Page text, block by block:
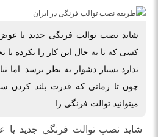
شاید نصب توالت فرنگی جدید یا
کسی که تا به حال این کار را نکرده یا
ندارد بسیار دشوار به نظر برسد. اما
چون تا زمانی که قدرت بلند کردن
میتوانید توالت فرنگی را
شاید نصب توالت فرنگی جدید